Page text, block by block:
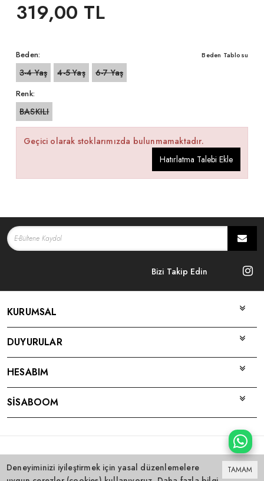
319,00 TL
Beden: Beden Tablosu
3-4 Yaş 4-5 Yaş 6-7 Yaş
Renk:
BASKILI
Geçici olarak stoklarımızda bulunmamaktadır.
Hatırlatma Talebi Ekle
Bizi Takip Edin
KURUMSAL
DUYURULAR
HESABIM
SİSABOOM
ile hazırlanmıştır.
TAMAM
Deneyiminizi iyileştirmek için yasal düzenlemelere